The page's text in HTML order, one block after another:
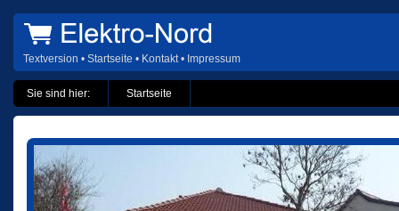
Textversion • Startseite • Kontakt• Impressum
Sie sind hier: Startseite